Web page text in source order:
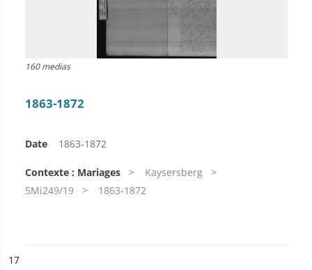
160 medias
1863-1872
Date 1863-1872
Contexte : Mariages
Kaysersberg
5Mi249/19
1863-1872
n°
17